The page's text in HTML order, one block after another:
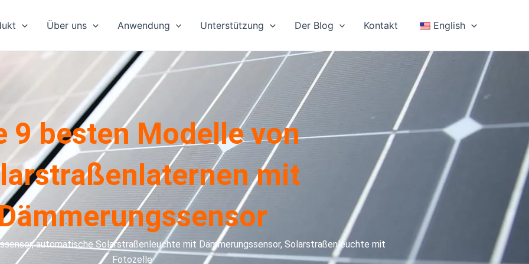
Über uns Anwendung Unterstützung Der Blog Kontakt English
9 besten Modelle von
mit
automatische Solarstraßenleuchte mit Dämmerungssensor, Solarstraßenleuchte mit
Fotozelle